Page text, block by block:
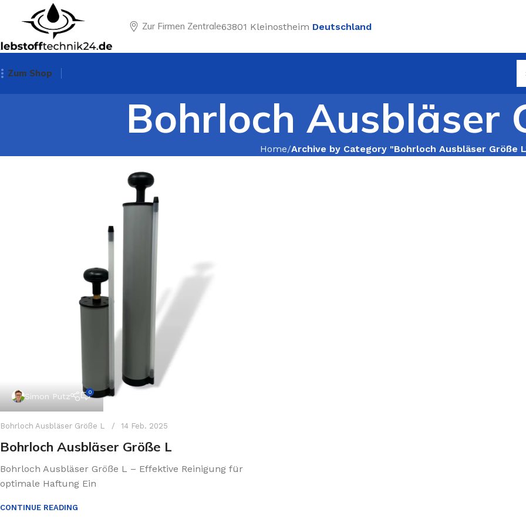
Zur Firmen Zentrale63801 Kleinostheim Deutschland
Zum Shop
Bohrloch Ausbläser
Home Archive by Category "Bohrloch Ausbläser Größe
Simon Putz 0
Bohrloch Ausbläser Größe L 14 Feb. 2025
Bohrloch Ausbläser Größe L
Bohrloch Ausbläser Größe L – Effektive Reinigung für
optimale Haftung Ein
CONTINUE READING